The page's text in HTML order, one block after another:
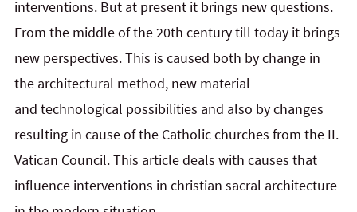
interventions. But at present it brings new questions.
From the middle of the 20th century till today it brings
new perspectives. This is caused both by change in
the architectural method, new material
and technological possibilities and also by changes
resulting in cause of the Catholic churches from the II.
Vatican Council. This article deals with causes that
influence interventions in christian sacral architecture